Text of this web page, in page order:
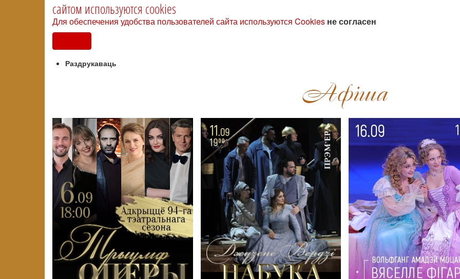
сайтом используются cookies
Для обеспечения удобства пользователей сайта используются Cookies не согласен
Раздрукаваць